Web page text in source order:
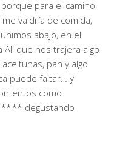
para el camino
valdría de comida,
abajo, en el
que nos trajera algo
pan y algo
puede faltar… y
como
degustando